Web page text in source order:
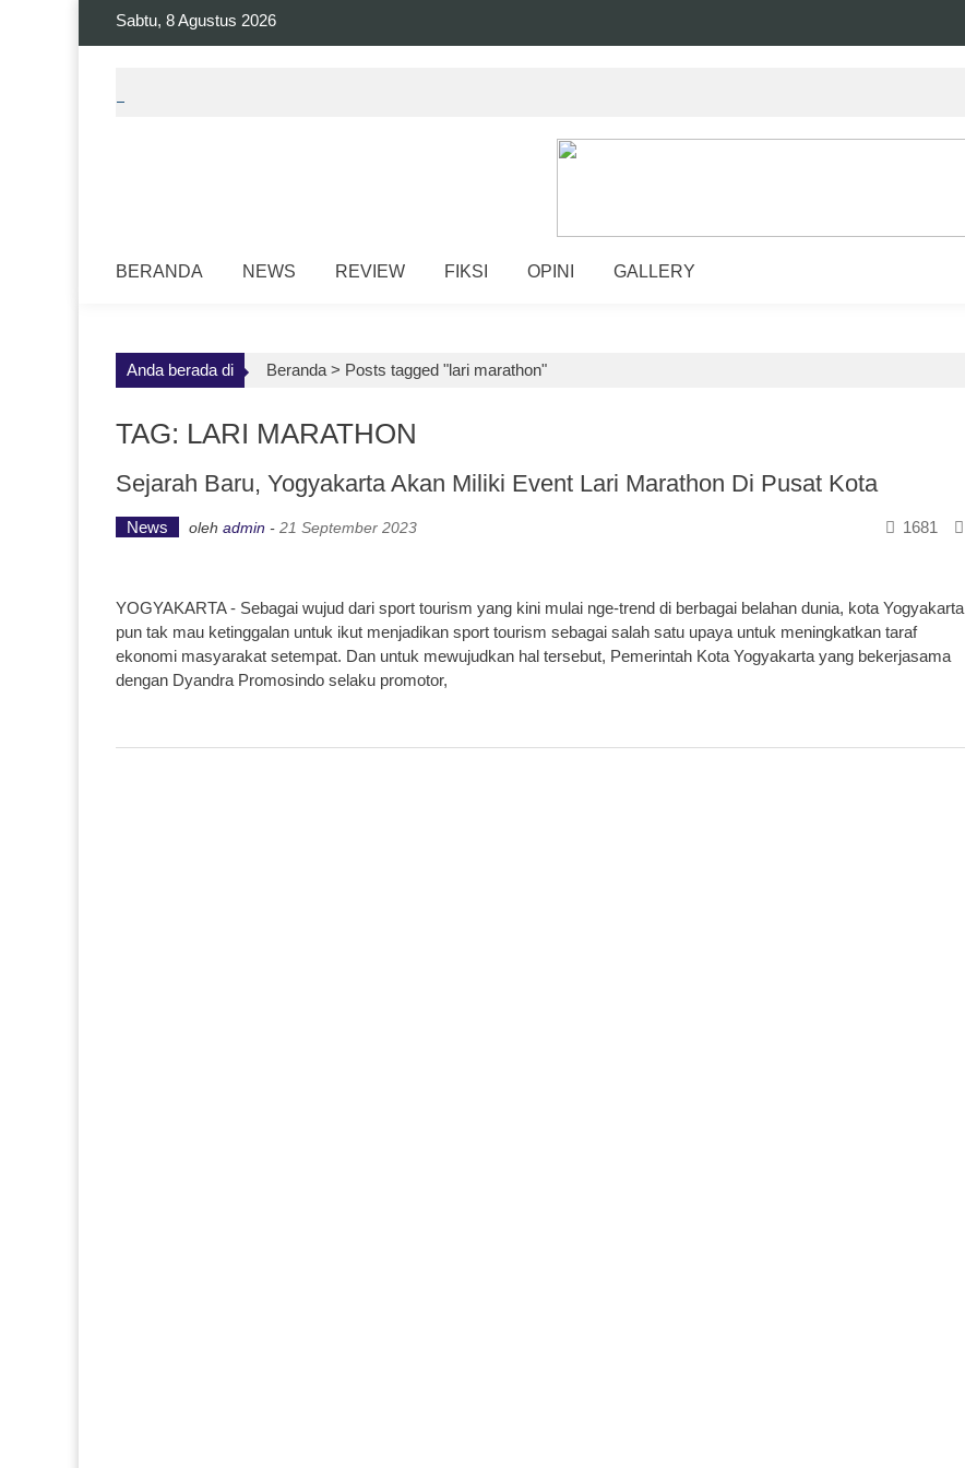
Sabtu, 8 Agustus 2026
BERANDA NEWS REVIEW FIKSI OPINI GALLERY
Anda berada di Beranda > Posts tagged "lari marathon"
TAG: LARI MARATHON
Sejarah Baru, Yogyakarta Akan Miliki Event Lari Marathon Di Pusat Kota
News oleh admin - 21 September 2023 1681
YOGYAKARTA - Sebagai wujud dari sport tourism yang kini mulai nge-trend di berbagai belahan dunia, kota Yogyakarta
pun tak mau ketinggalan untuk ikut menjadikan sport tourism sebagai salah satu upaya untuk meningkatkan taraf
ekonomi masyarakat setempat. Dan untuk mewujudkan hal tersebut, Pemerintah Kota Yogyakarta yang bekerjasama
dengan Dyandra Promosindo selaku promotor,